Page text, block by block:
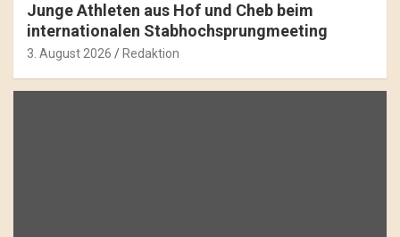
Junge Athleten aus Hof und Cheb beim
internationalen Stabhochsprungmeeting
3. August 2026 Redaktion